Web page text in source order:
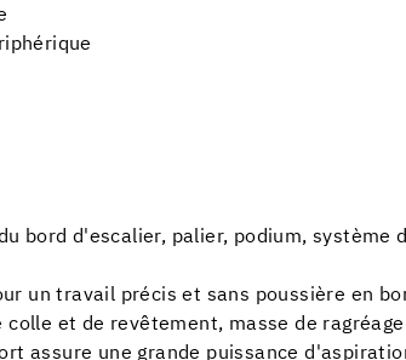
bord d'escalier, palier, podium, système
un travail précis et sans poussière en
et de revêtement, masse de
assure une grande puissance